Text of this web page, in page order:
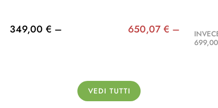
349,00 € – 650,07 € –
VEDI TUTTI